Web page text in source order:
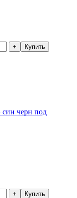
черн под